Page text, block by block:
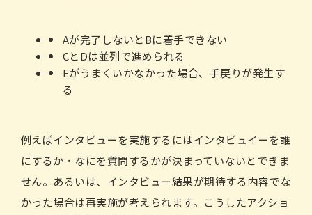
Aが完了しないとBに着手できない
CとDは並列で進められる
Eがうまくいかなかった場合、手戻りが発生す
る
例えばインタビューを実施するにはインタビュイーを誰
にするか・なにを質問するかが決まっていないとできま
せん。あるいは、インタビュー結果が期待する内容でな
かった場合は再実施が考えられます。こうしたアクショ